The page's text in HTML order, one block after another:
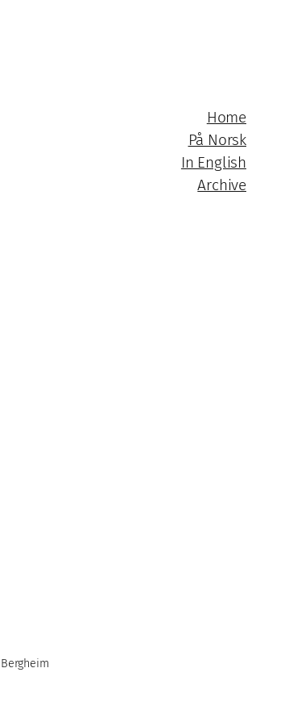
Home
På Norsk
In English
Archive